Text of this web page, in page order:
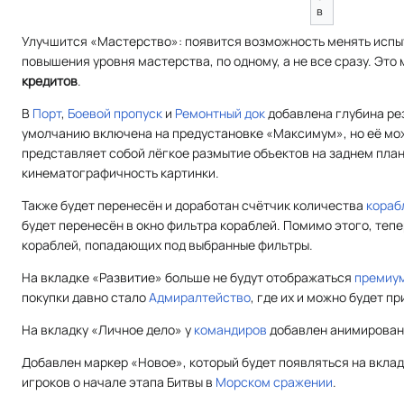
в
Улучшится «Мастерство»: появится возможность менять
повышения уровня мастерства, по одному, а не все сразу.
кредитов.
В Порт, Боевой пропуск и Ремонтный докдобавлена глубина
умолчанию включена на предустановке «Максимум», но её
представляет собой лёгкое размытие объектов на заднем
кинематографичность картинки.
Также будет перенесён и доработан счётчик количества
будет перенесён в окно фильтра кораблей. Помимо этого,
кораблей, попадающих под выбранные фильтры.
На вкладке «Развитие» больше не будут отображаться
покупки давно сталоАдмиралтейство, где их и можно будет
На вкладку «Личное дело» у командиров добавлен
Добавлен маркер «Новое», который будет появляться на
игроков о начале этапа Битвы в Морском сражении.